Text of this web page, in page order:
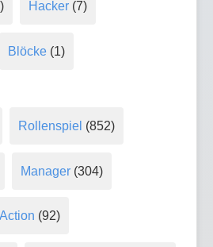
Hacker (7)
Blöcke (1)
Rollenspiel (852)
Manager (304)
Action (92)